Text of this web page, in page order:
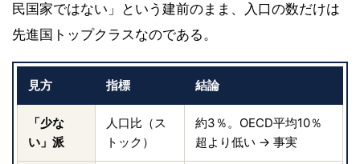
民国家ではない」という建前のまま、入口の数だけは
先進国トップクラスなのである。
見方 指標 結論
「少な
い」派
人口比（ス
トック）
約3％。OECD平均10％
超より低い → 事実